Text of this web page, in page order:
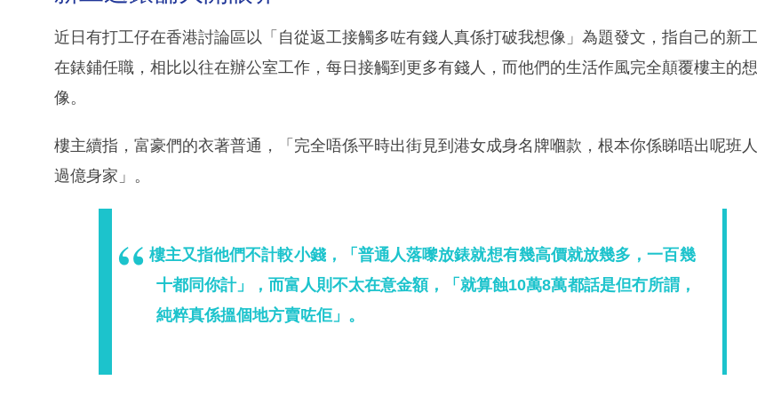
近日有打工仔在香港討論區以「自從返工接觸多咗有錢人真係打破我想像」為題發文，指自己的新工
在錶鋪任職，相比以往在辦公室工作，每日接觸到更多有錢人，而他們的生活作風完全顛覆樓主的想
像。
樓主續指，富豪們的衣著普通，「完全唔係平時出街見到港女成身名牌嗰款，根本你係睇唔出呢班人
過億身家」。
樓主又指他們不計較小錢，「普通人落嚟放錶就想有幾高價就放幾多，一百幾
十都同你計」，而富人則不太在意金額，「就算蝕10萬8萬都話是但冇所謂，
純粹真係搵個地方賣咗佢」。